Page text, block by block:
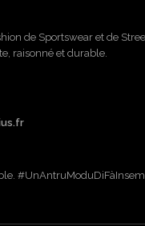
de Sportswear et de
raisonné et durable.